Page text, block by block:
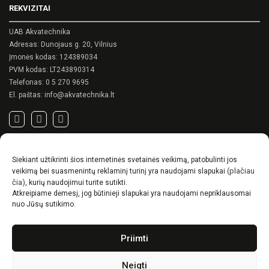
Siekiant užtikrinti šios internetinės svetainės veikimą, patobulinti jos
veikimą bei suasmenintų reklaminį turinį yra naudojami slapukai (plačiau
čia), kurių naudojimui turite sutikti.
Atkreipiame dėmesį, jog būtinieji slapukai yra naudojami nepriklausomai
nuo Jūsų sutikimo.
Priimti
Neigti
chosen
on
the
product
page
REKVIZITAI
UAB Akvatechnika
Adresas: Dunojaus g. 20, Vilnius
Įmonės kodas: 124389034
PVM kodas: LT243890314
Telefonas: 0 5 270 9695
El. paštas: info@akvatechnika.lt
Privatumo politika
Pirkimo sąlygos
Prekių pristatymo / grąžinimo sąlygos
RENSON© -unikalūs eksterjero sprendimai.
Gyvenimas lauke
Idėjos, kaip suskurti ypatingą kiemo charakterį